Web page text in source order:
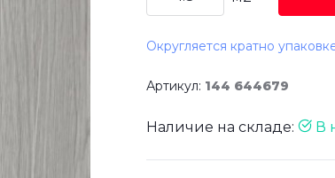
Округляется кратно
Артикул: 144 644679
Наличие на складе: В